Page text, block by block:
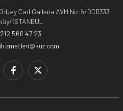
Cad.Galleria AVM No:6/BGR333
İSTANBUL
560 47 23